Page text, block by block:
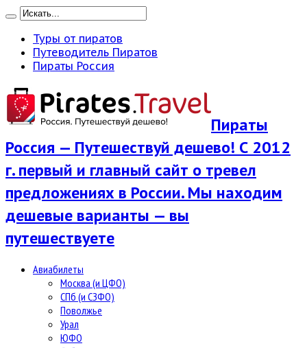
Туры от пиратов
Путеводитель Пиратов
Пираты Россия
Пираты
Россия — Путешествуй дешево! С 2012
г. первый и главный сайт о тревел
предложениях в России. Мы находим
дешевые варианты — вы
путешествуете
Авиабилеты
Москва (и ЦФО)
СПб (и СЗФО)
Поволжье
Урал
ЮФО